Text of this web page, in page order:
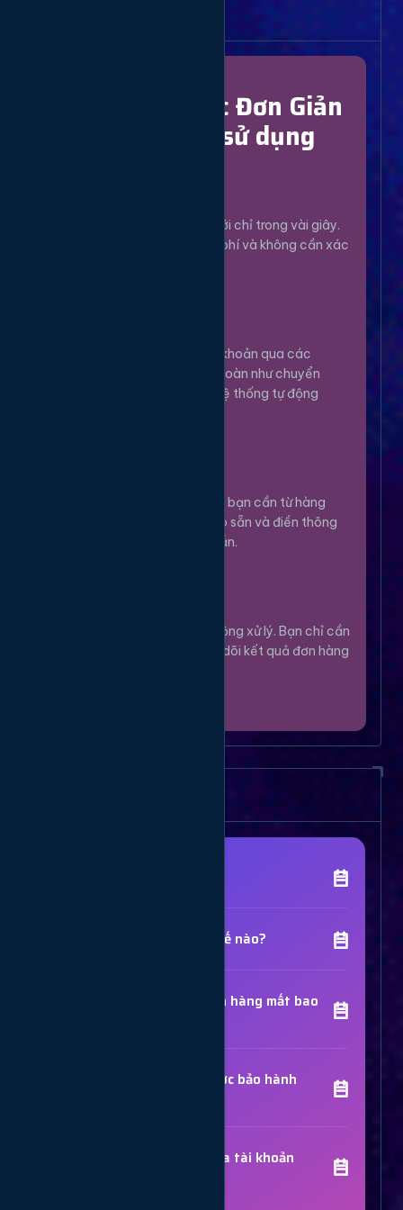
Chỉ Với 4 Bước Đơn Giản
để bắt đầu sử dụng
Tạo tài khoản mới chỉ trong vài giây.
Hoàn toàn miễn phí và không cần xác
Nạp tiền vào tài khoản qua các
phương thức an toàn như chuyển
khoản, Momo... Hệ thống tự động
Lựa chọn dịch vụ bạn cần từ hàng
ngàn tùy chọn có sẵn và điền thông
tin theo hướng dẫn.
Hệ thống sẽ tự động xử lý. Bạn chỉ cần
thư giãn và theo dõi kết quả đơn hàng
Chất lượng dịch vụ như thế nào?
Thời gian hoàn thành đơn hàng mất bao
Các dịch vụ đã mua có được bảo hành
Sử dụng dịch vụ có bị khóa tài khoản